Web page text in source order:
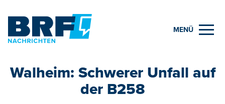
MENÜ
Walheim: Schwerer Unfall auf
der B258